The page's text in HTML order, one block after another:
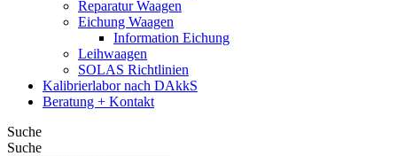
Reparatur Waagen
Eichung Waagen
Information Eichung
Leihwaagen
SOLAS Richtlinien
Kalibrierlabor nach DAkkS
Beratung + Kontakt
Suche
Suche